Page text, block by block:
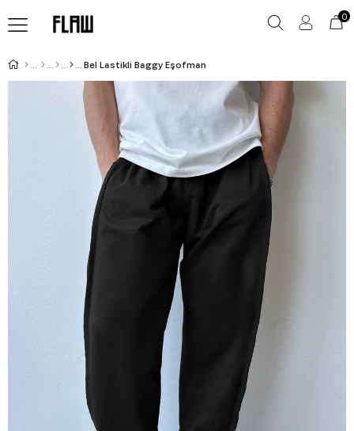
0
Bel Lastikli Baggy Eşofman